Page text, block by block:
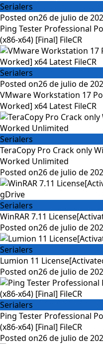
Serialers
Posted on26 de julio de
Ping Tester Professional
(x86-x64) [Final] FileCR
Serialers
Posted on26 de julio de
VMware Workstation 17
Worked] x64 Latest FileCR
Serialers
TeraCopy Pro Crack only
Worked Unlimited
Posted on26 de julio de
Serialers
WinRAR 7.11
Posted on26 de julio de
Serialers
Lumion 11
Posted on26 de julio de
Serialers
Ping Tester Professional
(x86-x64) [Final] FileCR
Posted on26 de julio de